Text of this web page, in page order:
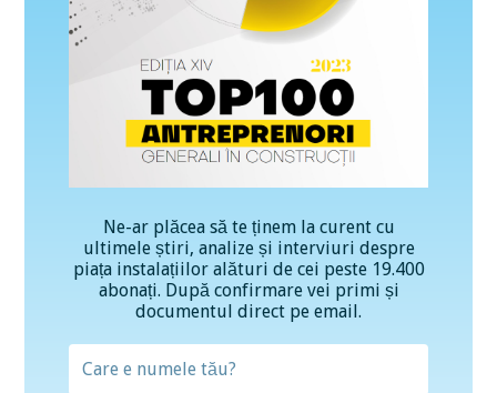
Ne-ar plăcea să te ținem la curent cu
ultimele știri, analize și interviuri despre
piața instalațiilor alături de cei peste 19.400
abonați. După confirmare vei primi și
documentul direct pe email.